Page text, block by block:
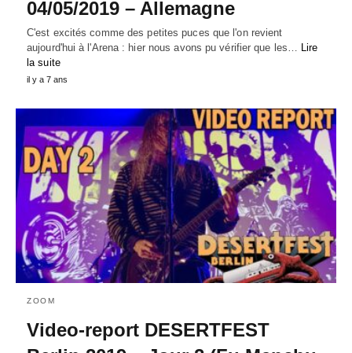
04/05/2019 – Allemagne
C'est excités comme des petites puces que l'on revient
aujourd'hui à l'Arena : hier nous avons pu vérifier que les… Lire
la suite
il y a 7 ans
ZOOM
Video-report DESERTFEST